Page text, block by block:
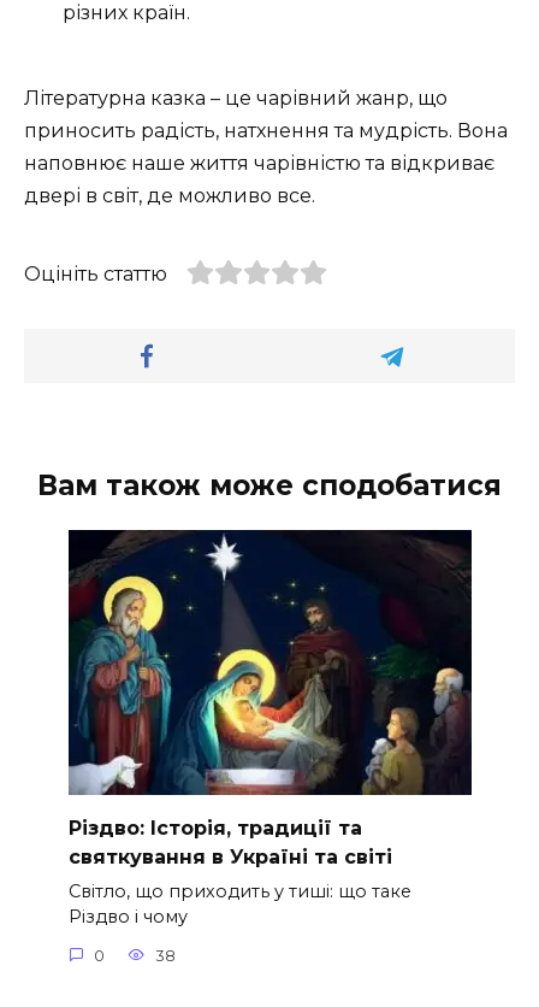
різних країн.
Літературна казка – це чарівний жанр, що
приносить радість, натхнення та мудрість. Вона
наповнює наше життя чарівністю та відкриває
двері в світ, де можливо все.
Оцініть статтю
Вам також може сподобатися
Різдво: Історія, традиції та
святкування в Україні та світі
Світло, що приходить у тиші: що таке
Різдво і чому
0 38